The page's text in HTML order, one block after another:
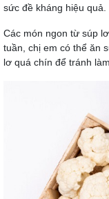
sức đề kháng hiệu quả.
Các món ngon từ súp
tuần, chị em có thể ăn
lơ quá chín để tránh